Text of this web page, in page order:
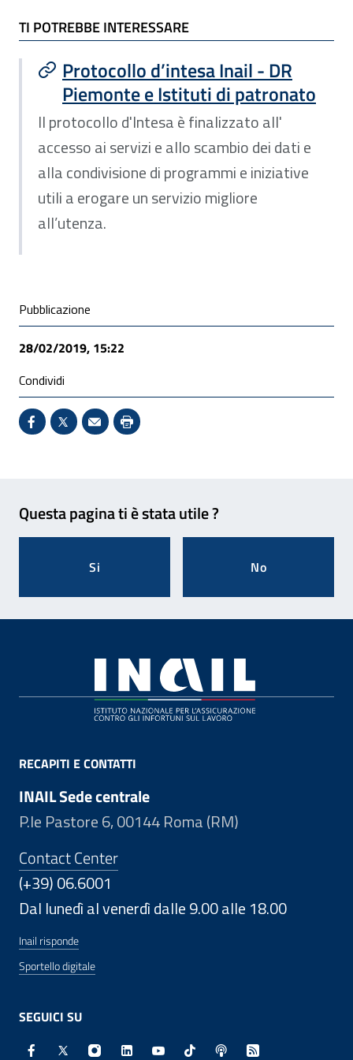
TI POTREBBE INTERESSARE
TI POTREBBE INTERESSARE
Protocollo d’intesa Inail - DR
Piemonte e Istituti di patronato
Il protocollo d'Intesa è finalizzato all'
accesso ai servizi e allo scambio dei dati e
alla condivisione di programmi e iniziative
utili a erogare un servizio migliore
all’utenza.
Condivisione social
Pubblicazione
28/02/2019, 15:22
Condividi
Condividi su Facebook - Sito esterno - Apertura in
X - Sito esterno - Apertura in nuova finestra
Invio Mail: apre il programma di posta
Stampa pagina: scelta meno
Questa pagina ti è stata utile ?
Si No
RECAPITI E CONTATTI
INAIL Sede centrale
P.le Pastore 6, 00144 Roma (RM)
Contact Center
(+39) 06.6001
Dal lunedì al venerdì dalle 9.00 alle 18.00
Inail risponde
Sportello digitale
SEGUICI SU